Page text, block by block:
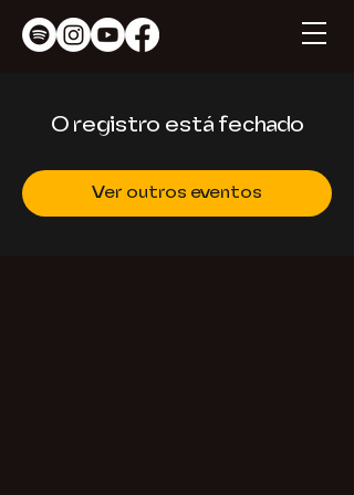
O registro está fechado
Ver outros eventos